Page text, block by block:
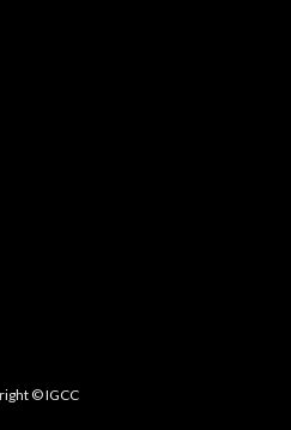
© IGCC